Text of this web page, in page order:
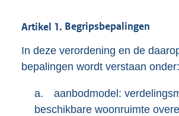
Artikel 1. Begripsbepalingen
In deze verordening en de
bepalingen wordt verstaan onder:
a.
aanbodmodel:
beschikbare woonruimte